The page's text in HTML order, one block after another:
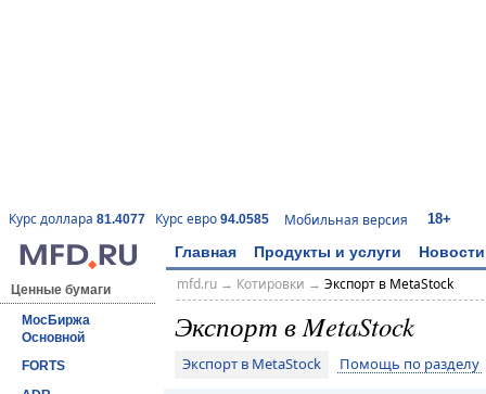
Курс доллара 81.4077 Курс евро 94.0585 Мобильная версия 18+
Главная Продукты и услуги Новости
Ценные бумаги
МосБиржа
Основной
FORTS
mfd.ru→ Котировки → Экспорт в MetaStock
Экспорт в MetaStock
Экспорт в MetaStock Помощь по разделу